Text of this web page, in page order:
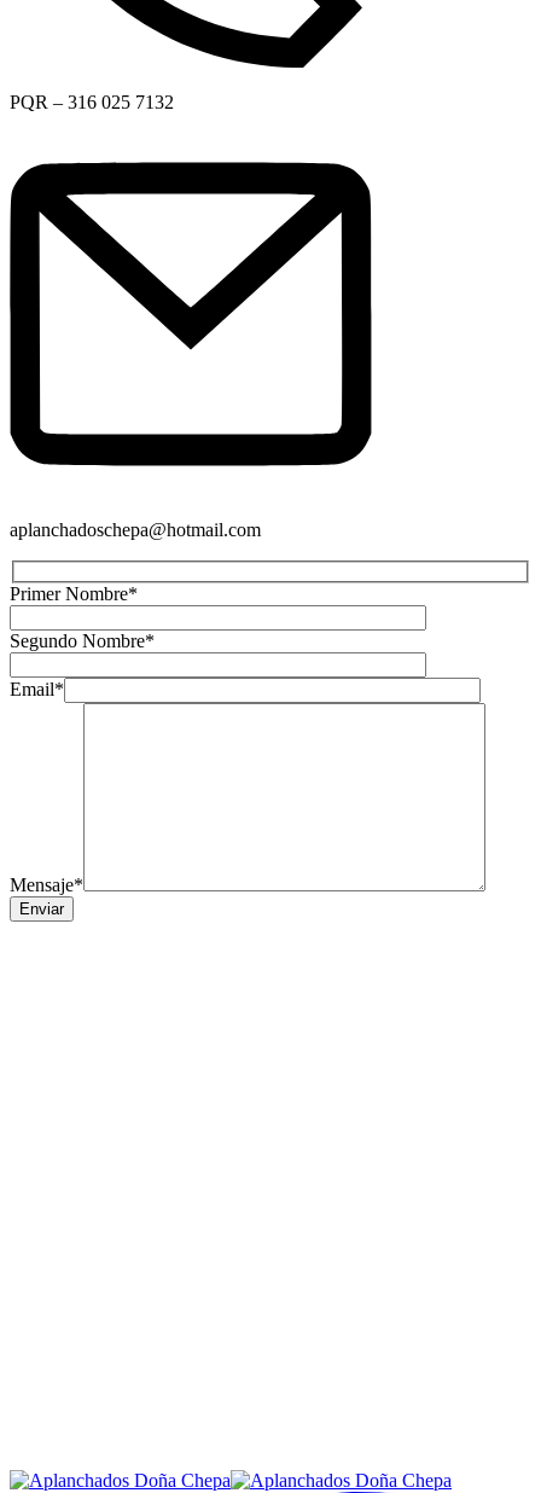
PQR – 316 025 7132
aplanchadoschepa@hotmail.com
Primer Nombre*
Segundo Nombre*
Email*
Mensaje*